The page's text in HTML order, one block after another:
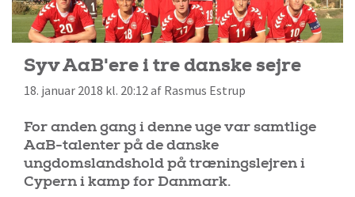
Syv AaB'ere i tre danske sejre
18. januar 2018 kl. 20:12 af Rasmus Estrup
For anden gang i denne uge var samtlige
AaB-talenter på de danske
ungdomslandshold på træningslejren i
Cypern i kamp for Danmark.